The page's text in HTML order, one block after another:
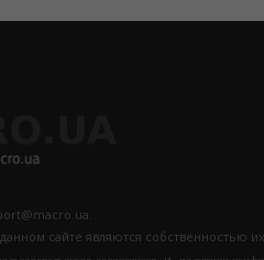
сайте являются собственностью